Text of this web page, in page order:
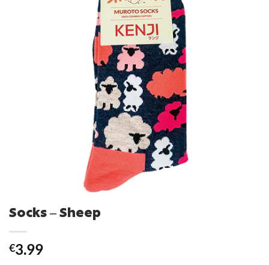
Socks – Sheep
€3.99